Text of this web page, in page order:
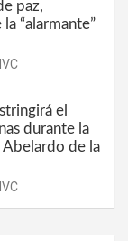
paz,
“alarmante”
el
durante la
Abelardo de la